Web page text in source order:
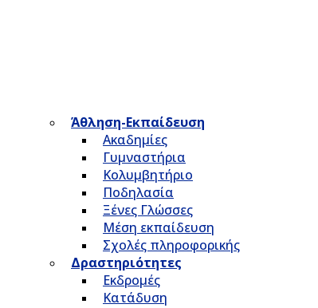
Άθληση-Εκπαίδευση
Ακαδημίες
Γυμναστήρια
Κολυμβητήριο
Ποδηλασία
Ξένες Γλώσσες
Μέση εκπαίδευση
Σχολές πληροφορικής
Δραστηριότητες
Εκδρομές
Κατάδυση